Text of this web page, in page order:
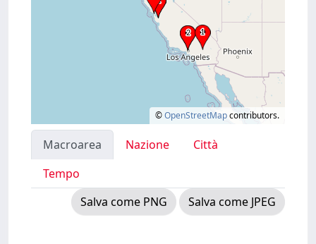
©OpenStreetMapcontributors.
Macroarea Nazione
Città
Tempo
Salva come PNG
Salva come JPEG